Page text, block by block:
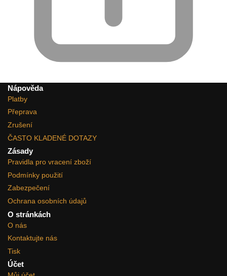
Nápověda
Platby
Přeprava
Zrušení
ČASTO KLADENÉ DOTAZY
Zásady
Pravidla pro vracení zboží
Podmínky použití
Zabezpečení
Ochrana osobních údajů
O stránkách
O nás
Kontaktujte nás
Tisk
Účet